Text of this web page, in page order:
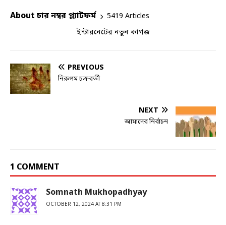
About চার নম্বর প্ল্যাটফর্ম
5419 Articles
ইন্টারনেটের নতুন কাগজ
PREVIOUS
নিরুপম চক্রবর্তী
NEXT
আমাদের নির্বাচন
1 COMMENT
Somnath Mukhopadhyay
OCTOBER 12, 2024 AT 8:31 PM